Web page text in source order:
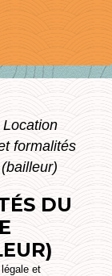
Location
formalités
DU
et